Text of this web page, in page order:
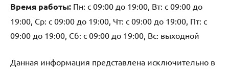
Время работы: Пн: с 09:00 до 19:00, Вт: с 09:00 до
19:00, Ср: с 09:00 до 19:00, Чт: с 09:00 до 19:00, Пт: с
09:00 до 19:00, Сб: с 09:00 до 19:00, Вс: выходной
Данная информация представлена исключительно в